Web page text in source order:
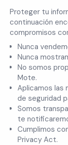
Proteger tu
continuación
compromisos
Nunca
Nunca
No somos
Mote.
Aplicamos las
de seguridad
Somos
te
Cumplimos
Privacy Act.